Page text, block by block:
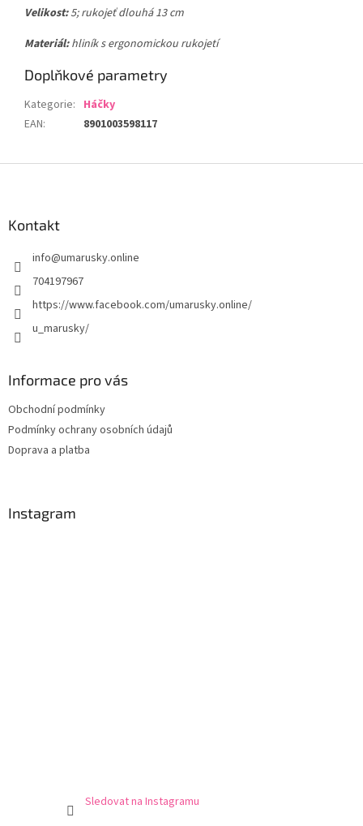
Velikost:5; rukojeť dlouhá 13 cm
Materiál:hliník s ergonomickou rukojetí
Doplňkové parametry
Kategorie: Háčky
EAN: 8901003598117
Kontakt
info@umarusky.online
704197967
https://www.facebook.com/umarusky.online/
u_marusky/
Informace pro vás
Obchodní podmínky
Podmínky ochrany osobních údajů
Doprava a platba
Instagram
Sledovat na Instagramu